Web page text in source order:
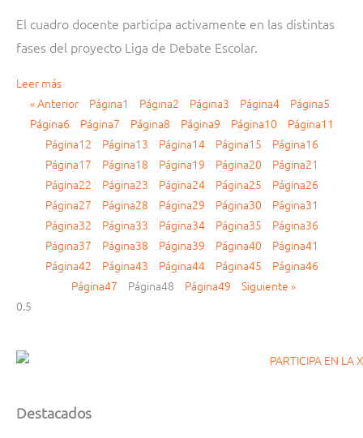
El cuadro docente participa activamente en las distintas
fases del proyecto Liga de Debate Escolar.
Leer más
« Anterior
Página1 Página2 Página3 Página4 Página5
Página6 Página7 Página8 Página9 Página10 Página11
Página12 Página13 Página14 Página15 Página16
Página17 Página18 Página19 Página20 Página21
Página22 Página23 Página24 Página25 Página26
Página27 Página28 Página29 Página30 Página31
Página32 Página33 Página34 Página35 Página36
Página37 Página38 Página39 Página40 Página41
Página42 Página43 Página44 Página45 Página46
Página47 Página48 Página49 Siguiente »
Destacados